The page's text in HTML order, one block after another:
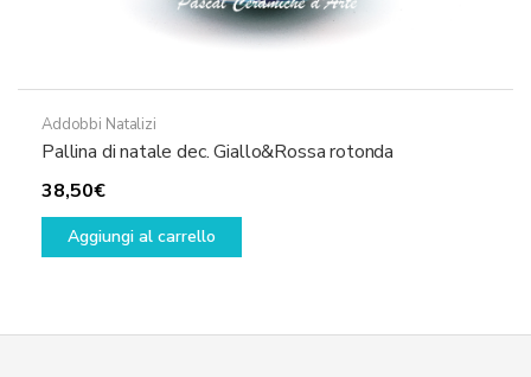
Addobbi Natalizi
Pallina di natale dec. Giallo&Rossa rotonda
38,50€
Aggiungi al carrello